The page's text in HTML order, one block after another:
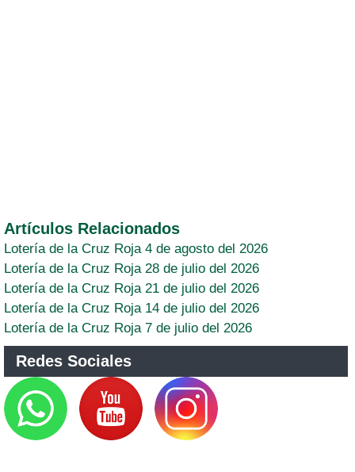
Artículos Relacionados
Lotería de la Cruz Roja 4 de agosto del 2026
Lotería de la Cruz Roja 28 de julio del 2026
Lotería de la Cruz Roja 21 de julio del 2026
Lotería de la Cruz Roja 14 de julio del 2026
Lotería de la Cruz Roja 7 de julio del 2026
Redes Sociales